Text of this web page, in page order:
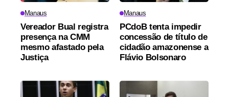
Manaus
Vereador Bual registra
presença na CMM
mesmo afastado pela
Justiça
Manaus
PCdoB tenta impedir
concessão de título de
cidadão amazonense a
Flávio Bolsonaro